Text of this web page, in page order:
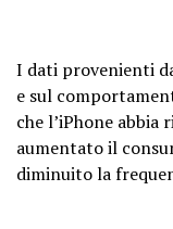
I dati provenienti
e sul
che l’iPhone
aumentato il
diminuito la